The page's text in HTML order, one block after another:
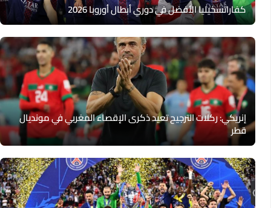
كفاراتسخيليا الأفضل في دوري أبطال أوروبا 2026
إنريكي: ركلات الترجيح تعيد ذكرى الإقصاء المغربي في مونديال
قطر